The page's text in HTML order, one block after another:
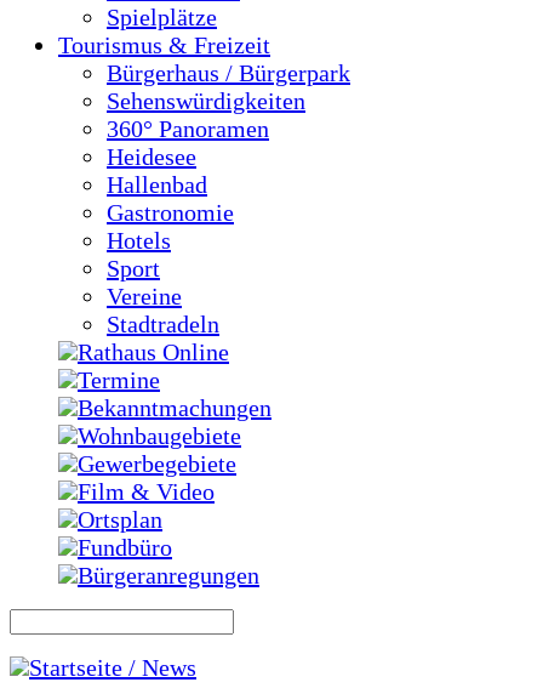
Spielplätze
Tourismus & Freizeit
Bürgerhaus / Bürgerpark
Sehenswürdigkeiten
360° Panoramen
Heidesee
Hallenbad
Gastronomie
Hotels
Sport
Vereine
Stadtradeln
Rathaus Online
Termine
Bekanntmachungen
Wohnbaugebiete
Gewerbegebiete
Film & Video
Ortsplan
Fundbüro
Bürgeranregungen
Startseite / News